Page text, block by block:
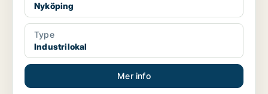
Nyköping
Type
Industrilokal
Mer info